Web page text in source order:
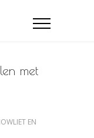
met
EN